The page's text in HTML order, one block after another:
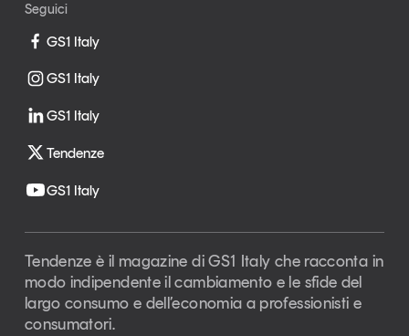
Seguici
GS1 Italy
GS1 Italy
GS1 Italy
Tendenze
GS1 Italy
Tendenze è il magazine di GS1 Italy che racconta in
modo indipendente il cambiamento e le sfide del
largo consumo e dell’economia a professionisti e
consumatori.